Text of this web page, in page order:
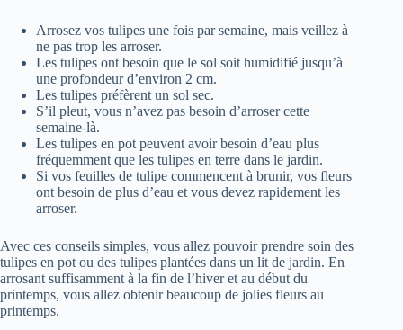
Arrosez vos tulipes une fois par semaine, mais veillez à
ne pas trop les arroser.
Les tulipes ont besoin que le sol soit humidifié jusqu’à
une profondeur d’environ 2 cm.
Les tulipes préfèrent un sol sec.
S’il pleut, vous n’avez pas besoin d’arroser cette
semaine-là.
Les tulipes en pot peuvent avoir besoin d’eau plus
fréquemment que les tulipes en terre dans le jardin.
Si vos feuilles de tulipe commencent à brunir, vos fleurs
ont besoin de plus d’eau et vous devez rapidement les
arroser.
Avec ces conseils simples, vous allez pouvoir prendre soin des
tulipes en pot ou des tulipes plantées dans un lit de jardin. En
arrosant suffisamment à la fin de l’hiver et au début du
printemps, vous allez obtenir beaucoup de jolies fleurs au
printemps.